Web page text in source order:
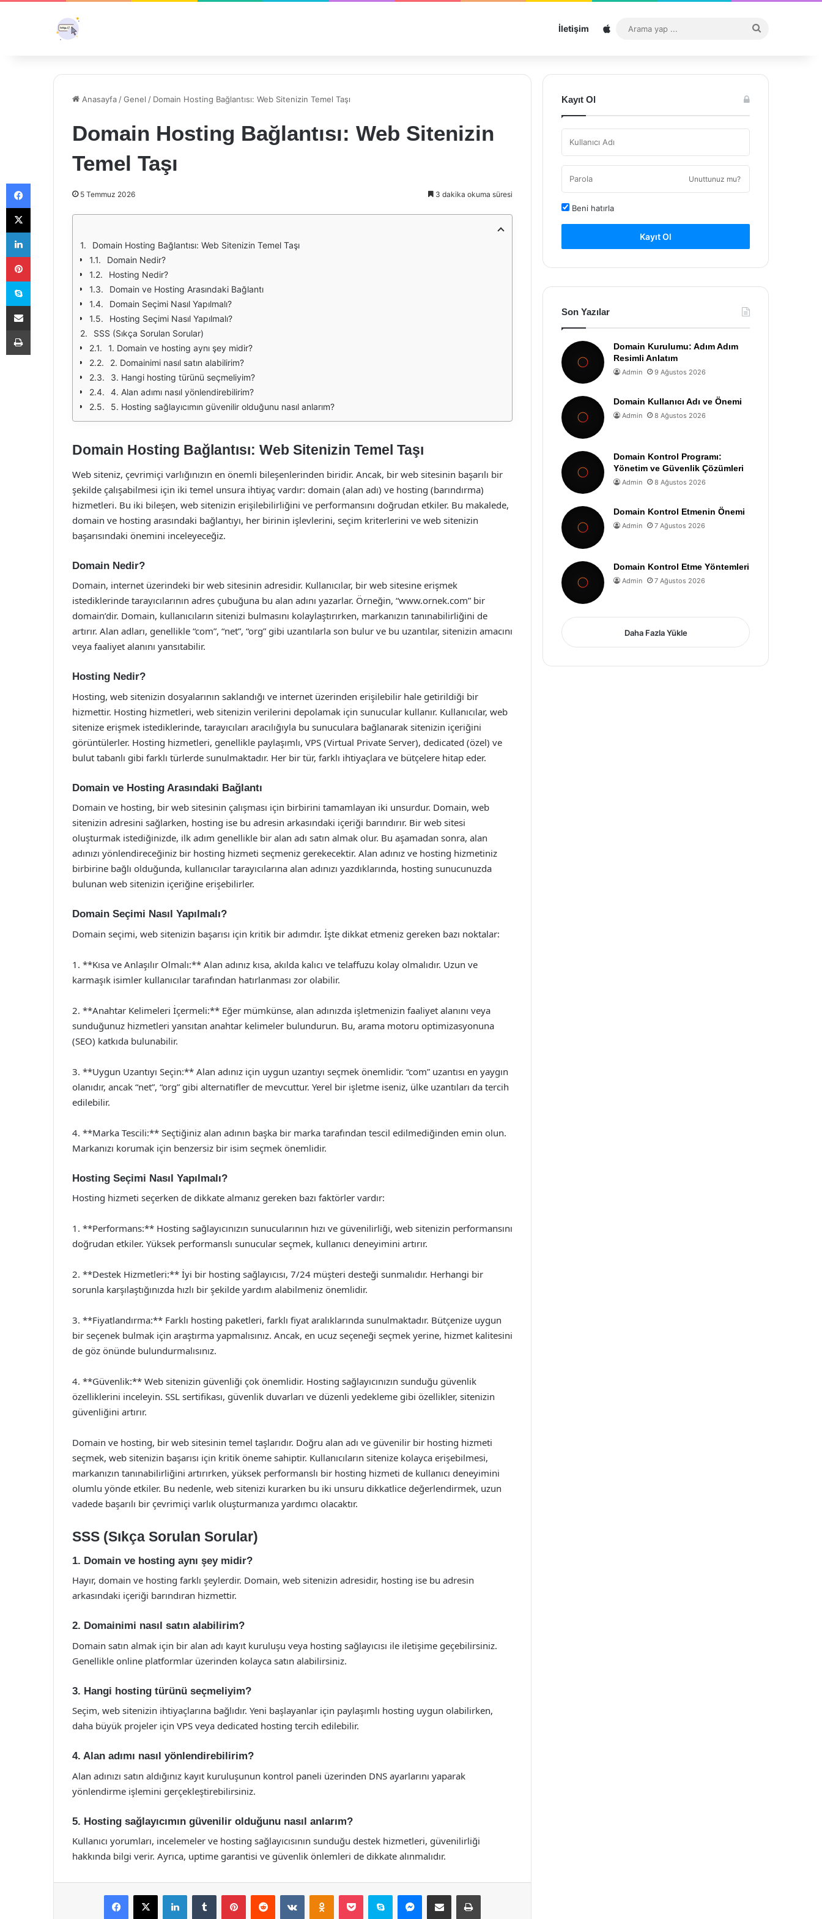
İletişim Sitemap
...
Anasayfa /Genel / Domain Hosting Bağlantısı: Web Sitenizin Temel Taşı
Domain Hosting Bağlantısı: Web Sitenizin
Temel Taşı
5 Temmuz 2026 3 dakika okuma süresi
Domain Hosting Bağlantısı: Web Sitenizin Temel Taşı
Domain Nedir?
Hosting Nedir?
Domain ve Hosting Arasındaki Bağlantı
Domain Seçimi Nasıl Yapılmalı?
Hosting Seçimi Nasıl Yapılmalı?
SSS (Sıkça Sorulan Sorular)
1. Domain ve hosting aynı şey midir?
2. Domainimi nasıl satın alabilirim?
3. Hangi hosting türünü seçmeliyim?
4. Alan adımı nasıl yönlendirebilirim?
5. Hosting sağlayıcımın güvenilir olduğunu nasıl anlarım?
Domain Hosting Bağlantısı: Web Sitenizin Temel Taşı
Web siteniz, çevrimiçi varlığınızın en önemli bileşenlerinden biridir. Ancak, bir web sitesinin başarılı bir
şekilde çalışabilmesi için iki temel unsura ihtiyaç vardır: domain (alan adı) ve hosting (barındırma)
hizmetleri. Bu iki bileşen, web sitenizin erişilebilirliğini ve performansını doğrudan etkiler. Bu makalede,
domain ve hosting arasındaki bağlantıyı, her birinin işlevlerini, seçim kriterlerini ve web sitenizin
başarısındaki önemini inceleyeceğiz.
Domain Nedir?
Domain, internet üzerindeki bir web sitesinin adresidir. Kullanıcılar, bir web sitesine erişmek
istediklerinde tarayıcılarının adres çubuğuna bu alan adını yazarlar. Örneğin, “www.ornek.com” bir
domain’dir. Domain, kullanıcıların sitenizi bulmasını kolaylaştırırken, markanızın tanınabilirliğini de
artırır. Alan adları, genellikle “com”, “net”, “org” gibi uzantılarla son bulur ve bu uzantılar, sitenizin amacını
veya faaliyet alanını yansıtabilir.
Hosting Nedir?
Hosting, web sitenizin dosyalarının saklandığı ve internet üzerinden erişilebilir hale getirildiği bir
hizmettir. Hosting hizmetleri, web sitenizin verilerini depolamak için sunucular kullanır. Kullanıcılar, web
sitenize erişmek istediklerinde, tarayıcıları aracılığıyla bu sunuculara bağlanarak sitenizin içeriğini
görüntülerler. Hosting hizmetleri, genellikle paylaşımlı, VPS (Virtual Private Server), dedicated (özel) ve
bulut tabanlı gibi farklı türlerde sunulmaktadır. Her bir tür, farklı ihtiyaçlara ve bütçelere hitap eder.
Domain ve Hosting Arasındaki Bağlantı
Domain ve hosting, bir web sitesinin çalışması için birbirini tamamlayan iki unsurdur. Domain, web
sitenizin adresini sağlarken, hosting ise bu adresin arkasındaki içeriği barındırır. Bir web sitesi
oluşturmak istediğinizde, ilk adım genellikle bir alan adı satın almak olur. Bu aşamadan sonra, alan
adınızı yönlendireceğiniz bir hosting hizmeti seçmeniz gerekecektir. Alan adınız ve hosting hizmetiniz
birbirine bağlı olduğunda, kullanıcılar tarayıcılarına alan adınızı yazdıklarında, hosting sunucunuzda
bulunan web sitenizin içeriğine erişebilirler.
Domain Seçimi Nasıl Yapılmalı?
Domain seçimi, web sitenizin başarısı için kritik bir adımdır. İşte dikkat etmeniz gereken bazı noktalar:
1. **Kısa ve Anlaşılır Olmalı:** Alan adınız kısa, akılda kalıcı ve telaffuzu kolay olmalıdır. Uzun ve
karmaşık isimler kullanıcılar tarafından hatırlanması zor olabilir.
2. **Anahtar Kelimeleri İçermeli:** Eğer mümkünse, alan adınızda işletmenizin faaliyet alanını veya
sunduğunuz hizmetleri yansıtan anahtar kelimeler bulundurun. Bu, arama motoru optimizasyonuna
(SEO) katkıda bulunabilir.
3. **Uygun Uzantıyı Seçin:** Alan adınız için uygun uzantıyı seçmek önemlidir. “com” uzantısı en yaygın
olanıdır, ancak “net”, “org” gibi alternatifler de mevcuttur. Yerel bir işletme iseniz, ülke uzantıları da tercih
edilebilir.
4. **Marka Tescili:** Seçtiğiniz alan adının başka bir marka tarafından tescil edilmediğinden emin olun.
Markanızı korumak için benzersiz bir isim seçmek önemlidir.
Hosting Seçimi Nasıl Yapılmalı?
Hosting hizmeti seçerken de dikkate almanız gereken bazı faktörler vardır:
1. **Performans:** Hosting sağlayıcınızın sunucularının hızı ve güvenilirliği, web sitenizin performansını
doğrudan etkiler. Yüksek performanslı sunucular seçmek, kullanıcı deneyimini artırır.
2. **Destek Hizmetleri:** İyi bir hosting sağlayıcısı, 7/24 müşteri desteği sunmalıdır. Herhangi bir
sorunla karşılaştığınızda hızlı bir şekilde yardım alabilmeniz önemlidir.
3. **Fiyatlandırma:** Farklı hosting paketleri, farklı fiyat aralıklarında sunulmaktadır. Bütçenize uygun
bir seçenek bulmak için araştırma yapmalısınız. Ancak, en ucuz seçeneği seçmek yerine, hizmet kalitesini
de göz önünde bulundurmalısınız.
4. **Güvenlik:** Web sitenizin güvenliği çok önemlidir. Hosting sağlayıcınızın sunduğu güvenlik
özelliklerini inceleyin. SSL sertifikası, güvenlik duvarları ve düzenli yedekleme gibi özellikler, sitenizin
güvenliğini artırır.
Domain ve hosting, bir web sitesinin temel taşlarıdır. Doğru alan adı ve güvenilir bir hosting hizmeti
seçmek, web sitenizin başarısı için kritik öneme sahiptir. Kullanıcıların sitenize kolayca erişebilmesi,
markanızın tanınabilirliğini artırırken, yüksek performanslı bir hosting hizmeti de kullanıcı deneyimini
olumlu yönde etkiler. Bu nedenle, web sitenizi kurarken bu iki unsuru dikkatlice değerlendirmek, uzun
vadede başarılı bir çevrimiçi varlık oluşturmanıza yardımcı olacaktır.
SSS (Sıkça Sorulan Sorular)
1. Domain ve hosting aynı şey midir?
Hayır, domain ve hosting farklı şeylerdir. Domain, web sitenizin adresidir, hosting ise bu adresin
arkasındaki içeriği barındıran hizmettir.
2. Domainimi nasıl satın alabilirim?
Domain satın almak için bir alan adı kayıt kuruluşu veya hosting sağlayıcısı ile iletişime geçebilirsiniz.
Genellikle online platformlar üzerinden kolayca satın alabilirsiniz.
3. Hangi hosting türünü seçmeliyim?
Seçim, web sitenizin ihtiyaçlarına bağlıdır. Yeni başlayanlar için paylaşımlı hosting uygun olabilirken,
daha büyük projeler için VPS veya dedicated hosting tercih edilebilir.
4. Alan adımı nasıl yönlendirebilirim?
Alan adınızı satın aldığınız kayıt kuruluşunun kontrol paneli üzerinden DNS ayarlarını yaparak
yönlendirme işlemini gerçekleştirebilirsiniz.
5. Hosting sağlayıcımın güvenilir olduğunu nasıl anlarım?
Kullanıcı yorumları, incelemeler ve hosting sağlayıcısının sunduğu destek hizmetleri, güvenilirliği
hakkında bilgi verir. Ayrıca, uptime garantisi ve güvenlik önlemleri de dikkate alınmalıdır.
Facebook
X LinkedInTumblr PinterestReddit VKontakteOdnoklassniki
Pocket Skype Messenger
E-Posta ile paylaş Yazdır
Kayıt Ol
Unuttunuz mu?
Beni hatırla
Kayıt Ol
Son Yazılar
Domain Kurulumu: Adım Adım
Resimli Anlatım
Admin 9 Ağustos 2026
Domain Kullanıcı Adı ve Önemi
Admin 8 Ağustos 2026
Domain Kontrol Programı:
Yönetim ve Güvenlik Çözümleri
Admin 8 Ağustos 2026
Domain Kontrol Etmenin Önemi
Admin 7 Ağustos 2026
Domain Kontrol Etme Yöntemleri
Admin 7 Ağustos 2026
Daha Fazla Yükle
Facebook
X
LinkedIn
Pinterest
Skype
E-Posta ile paylaş